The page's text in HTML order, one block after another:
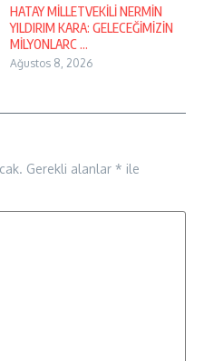
HATAY MİLLETVEKİLİ NERMİN
YILDIRIM KARA: GELECEĞİMİZİN
MİLYONLARC ...
Ağustos 8, 2026
Gerekli alanlar * ile